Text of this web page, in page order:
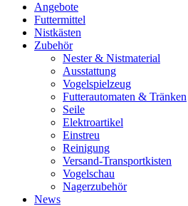
Angebote
Futtermittel
Nistkästen
Zubehör
Nester & Nistmaterial
Ausstattung
Vogelspielzeug
Futterautomaten & Tränken
Seile
Elektroartikel
Einstreu
Reinigung
Versand-Transportkisten
Vogelschau
Nagerzubehör
News